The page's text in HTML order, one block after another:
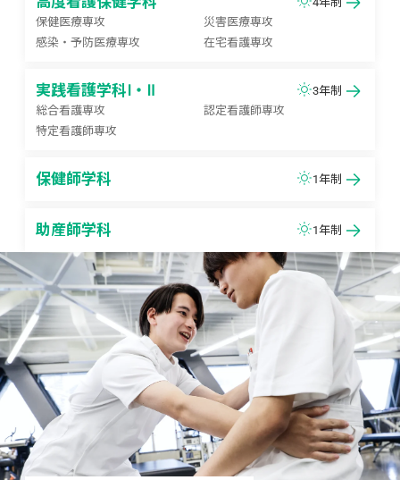
保健医療専攻
災害医療専攻
感染・予防医療専攻
在宅看護専攻
実践看護学科Ⅰ・Ⅱ
3年制
総合看護専攻
認定看護師専攻
特定看護師専攻
保健師学科 1年制
助産師学科 1年制